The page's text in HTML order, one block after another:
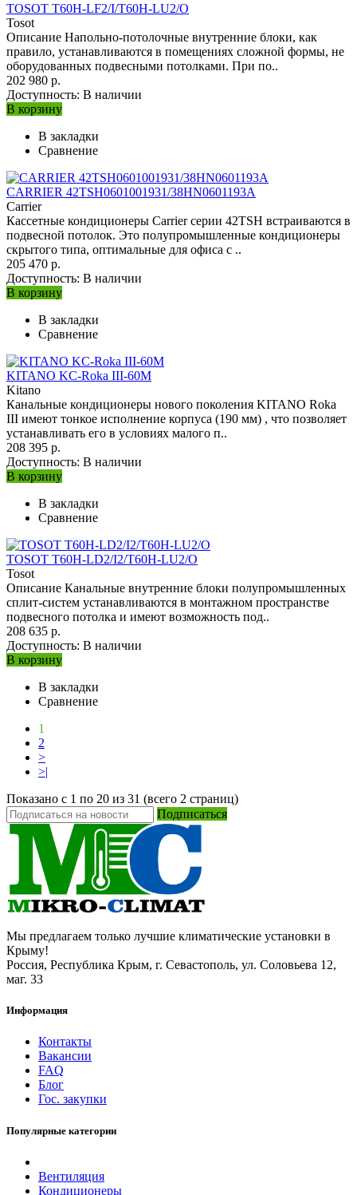
TOSOT T60H-LF2/I/T60H-LU2/O
Tosot
Описание Напольно-потолочные внутренние блоки, как
правило, устанавливаются в помещениях сложной формы, не
оборудованных подвесными потолками. При по..
202 980 р.
Доступность: В наличии
В корзину
В закладки
Сравнение
CARRIER 42TSH0601001931/38HN0601193A
Carrier
Кассетные кондиционеры Carrier серии 42TSH встраиваются в
подвесной потолок. Это полупромышленные кондиционеры
скрытого типа, оптимальные для офиса с ..
205 470 р.
Доступность: В наличии
В корзину
В закладки
Сравнение
KITANO KC-Roka III-60M
Kitano
Канальные кондиционеры нового поколения KITANO Roka
III имеют тонкое исполнение корпуса (190 мм) , что позволяет
устанавливать его в условиях малого п..
208 395 р.
Доступность: В наличии
В корзину
В закладки
Сравнение
TOSOT T60H-LD2/I2/T60H-LU2/O
Tosot
Описание Канальные внутренние блоки полупромышленных
сплит-систем устанавливаются в монтажном пространстве
подвесного потолка и имеют возможность под..
208 635 р.
Доступность: В наличии
В корзину
В закладки
Сравнение
1
2
>
>|
Показано с 1 по 20 из 31 (всего 2 страниц)
Подписаться
Мы предлагаем только лучшие климатические установки в
Крыму!
Россия, Республика Крым, г. Севастополь, ул. Соловьева 12,
маг. 33
Информация
Контакты
Вакансии
FAQ
Блог
Гос. закупки
Популярные категории
Вентиляция
Кондиционеры